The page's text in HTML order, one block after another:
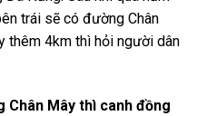
trái sẽ có đường Chân
thêm 4km thì hỏi người dân
Chân Mây thì canh đồng